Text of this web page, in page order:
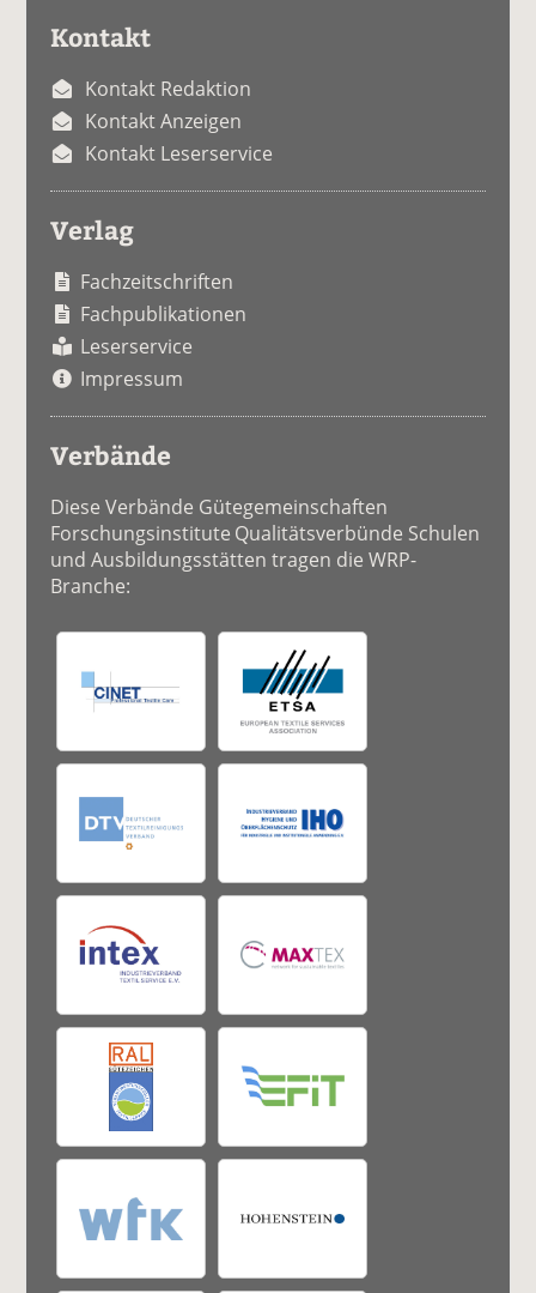
Kontakt
Kontakt Redaktion
Kontakt Anzeigen
Kontakt Leserservice
Verlag
Fachzeitschriften
Fachpublikationen
Leserservice
Impressum
Verbände
Diese Verbände Gütegemeinschaften
Forschungsinstitute Qualitätsverbünde Schulen
und Ausbildungsstätten tragen die WRP-
Branche: